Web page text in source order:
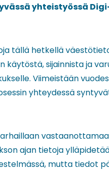
yhteistyössä
tällä hetkellä
käytöstä, sijainnista ja
Viimeistään
yhteydessä
ajan tietoja
mutta tiedot